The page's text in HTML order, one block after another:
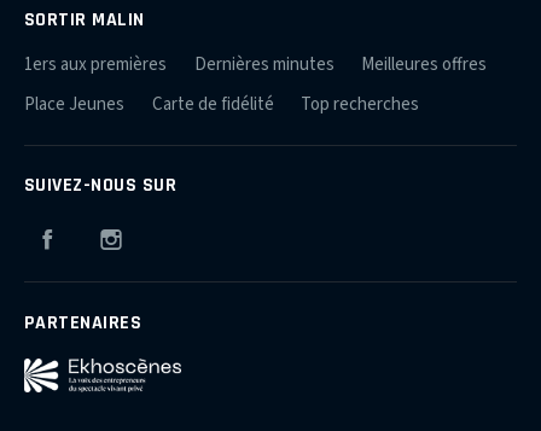
SORTIR MALIN
1ers aux premières Dernières minutes
Meilleures offres
Place Jeunes
Carte de fidélité Top recherches
SUIVEZ-NOUS SUR
Facebook
PARTENAIRES